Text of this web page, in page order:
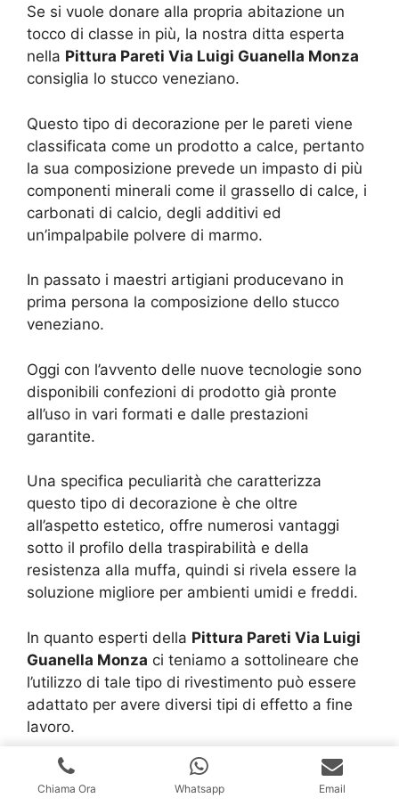
Se si vuole donare alla propria abitazione un
tocco di classe in più, la nostra ditta esperta
nella Pittura Pareti Via Luigi Guanella Monza
consiglia lo stucco veneziano.
Questo tipo di decorazione per le pareti viene
classificata come un prodotto a calce, pertanto
la sua composizione prevede un impasto di più
componenti minerali come il grassello di calce, i
carbonati di calcio, degli additivi ed
un’impalpabile polvere di marmo.
In passato i maestri artigiani producevano in
prima persona la composizione dello stucco
veneziano.
Oggi con l’avvento delle nuove tecnologie sono
disponibili confezioni di prodotto già pronte
all’uso in vari formati e dalle prestazioni
garantite.
Una specifica peculiarità che caratterizza
questo tipo di decorazione è che oltre
all’aspetto estetico, offre numerosi vantaggi
sotto il profilo della traspirabilità e della
resistenza alla muffa, quindi si rivela essere la
soluzione migliore per ambienti umidi e freddi.
In quanto esperti della Pittura Pareti Via Luigi
Guanella Monza ci teniamo a sottolineare che
l’utilizzo di tale tipo di rivestimento può essere
adattato per avere diversi tipi di effetto a fine
lavoro.
Ad esempio è possibile dare allo stucco
veneziano un effetto lucido o a specchio e può
Chiama Ora Whatsapp Email